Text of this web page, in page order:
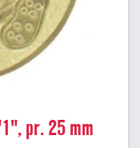
pr. 25 mm